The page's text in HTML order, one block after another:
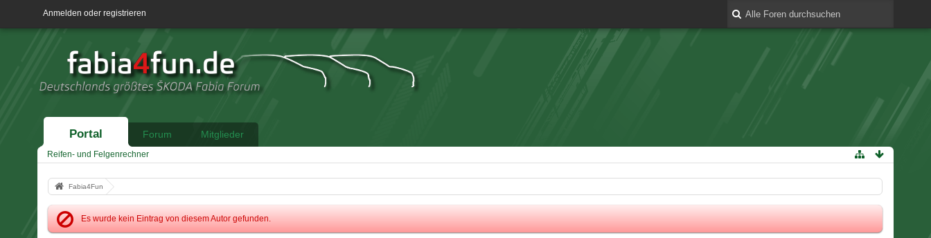
Anmelden oder registrieren
Portal Forum Mitglieder
Reifen- und Felgenrechner
Fabia4Fun
Es wurde kein Eintrag von diesem Autor gefunden.